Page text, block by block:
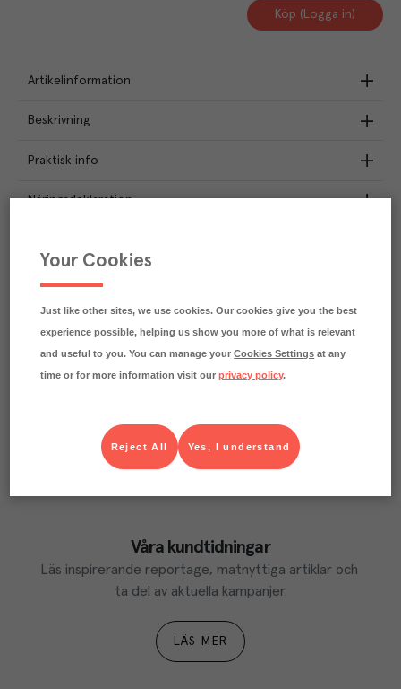
Köp (Logga in)
Artikelinformation
Beskrivning
Praktisk info
Näringsdeklaration
CO₂e/kg
Varje kilo av varan påverkar klimatet motsvarande
Läs mer om hur vi beräknar klimatavtryck
Våra kundtidningar
Läs inspirerande reportage, matnyttiga artiklar och
ta del av aktuella kampanjer.
LÄS MER
Your Cookies
Just like other sites, we use cookies. Our cookies give you the best
experience possible, helping us show you more of what is relevant
and useful to you. You can manage yourCookies Settings at any
time or for more information visit ourprivacy policy.
Yes, I understand
Reject All